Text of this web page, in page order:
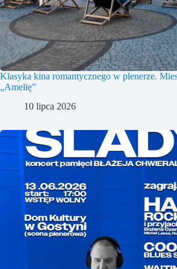
Klasyka kina romantycznego w plenerze.
„Amelię”
10 lipca 2026